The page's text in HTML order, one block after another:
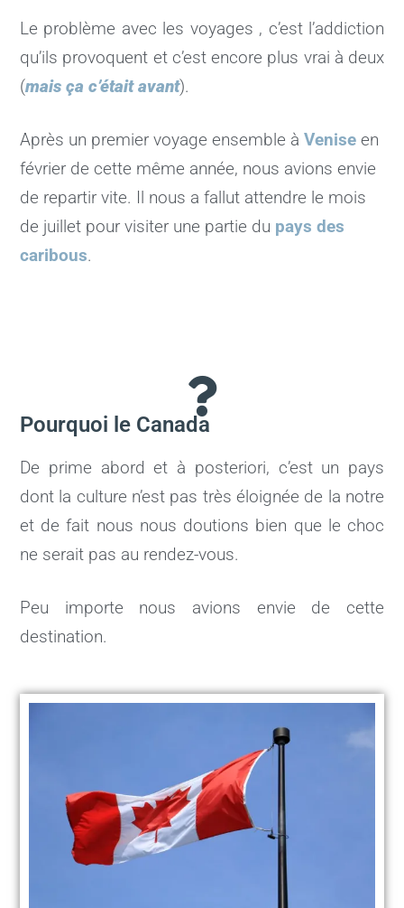
k
Le problème avec les voyages , c’est l’addiction
qu’ils provoquent et c’est encore plus vrai à deux
(mais ça c’était avant).
Après un premier voyage ensemble à Venise en
février de cette même année, nous avions envie
de repartir vite. Il nous a fallut attendre le mois
de juillet pour visiter une partie du pays des
caribous.
Pourquoi le Canada
De prime abord et à posteriori, c’est un pays
dont la culture n’est pas très éloignée de la notre
et de fait nous nous doutions bien que le choc
ne serait pas au rendez-vous.
Peu importe nous avions envie de cette
destination.